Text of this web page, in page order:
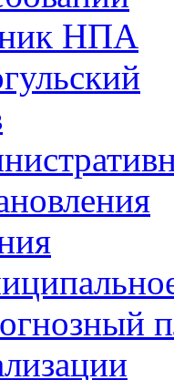
НПА